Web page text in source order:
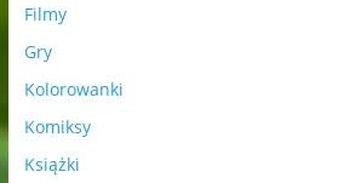
Filmy
Gry
Kolorowanki
Komiksy
Książki